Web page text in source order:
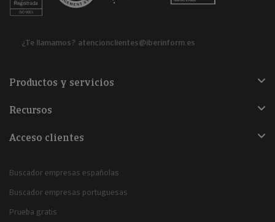
¿Te llamamos? atencionclientes@iberinform.es
Productos y servicios
Recursos
Acceso clientes
Buscador empresas españolas
Buscador empresas portuguesas
Prueba gratis